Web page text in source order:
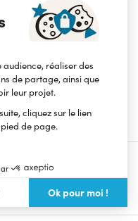
réaliser des
de partage, ainsi que
leur projet.
cliquez sur le lien
de page.
Ok pour moi !
une collecte
les collectes
questions
Kits de campagne